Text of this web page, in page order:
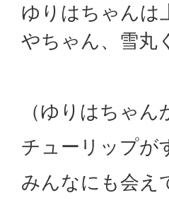
ゆりはちゃんは
やちゃん、雪丸
（ゆりはちゃん
チューリップが
みんなにも会え